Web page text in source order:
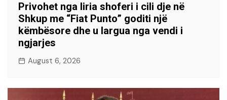
Privohet nga liria shoferi i cili dje në
Shkup me “Fiat Punto” goditi një
këmbësore dhe u largua nga vendi i
ngjarjes
August 6, 2026